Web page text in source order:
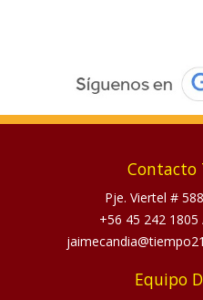
Contacto
Pje. Viertel #
+56 45 242 1805
Equipo